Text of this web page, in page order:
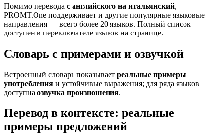
Помимо перевода с английского на итальянский,
PROMT.One поддерживает и другие популярные языковые
направления — всего более 20 языков. Полный список
доступен в переключателе языков на странице.
Словарь с примерами и озвучкой
Встроенный словарь показывает реальные примеры
употребления и устойчивые выражения; для ряда языков
доступна озвучка произношения.
Перевод в контексте: реальные
примеры предложений